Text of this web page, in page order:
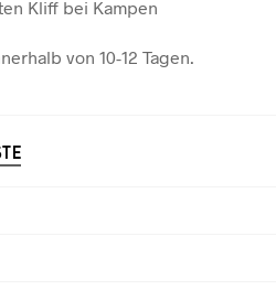
Kliff bei Kampen
von 10-12 Tagen.